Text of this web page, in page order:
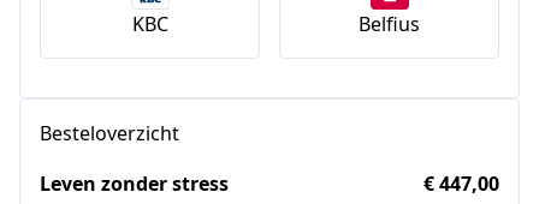
KBC Belfius
Besteloverzicht
Leven zonder stress
€ 447,00